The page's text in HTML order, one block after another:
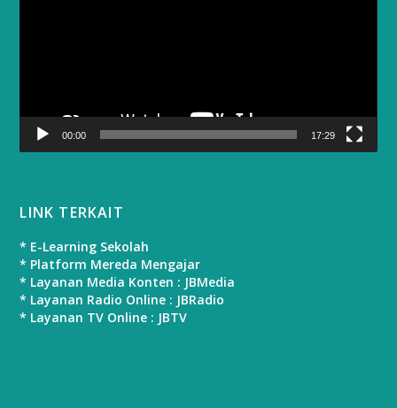
00:00 17:29
LINK TERKAIT
* E-Learning Sekolah
* Platform Mereda Mengajar
* Layanan Media Konten : JBMedia
* Layanan Radio Online : JBRadio
* Layanan TV Online : JBTV